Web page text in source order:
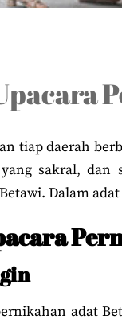
tiap daerah
sakral, dan
Dalam
adat